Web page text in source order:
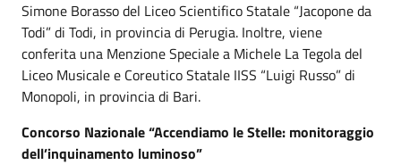
Simone Borasso del Liceo Scientifico Statale “Jacopone da
Todi” di Todi, in provincia di Perugia. Inoltre, viene
conferita una Menzione Speciale a Michele La Tegola del
Liceo Musicale e Coreutico Statale IISS “Luigi Russo” di
Monopoli, in provincia di Bari.
Concorso Nazionale “Accendiamo le Stelle: monitoraggio
dell’inquinamento luminoso”